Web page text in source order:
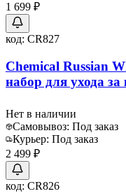
1 699 ₽
код: CR827
Chemical Russian
набор для ухода за
Нет в наличии
Самовывоз: Под заказ
Курьер: Под заказ
2 499 ₽
код: CR826